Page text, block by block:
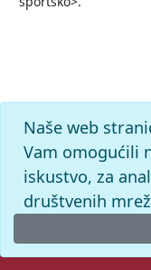
Naše web
Vam omogućili
iskustvo, za
društvenih
© 2026. -